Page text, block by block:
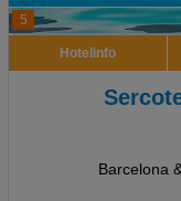
5
Hotelinfo
Barcelona